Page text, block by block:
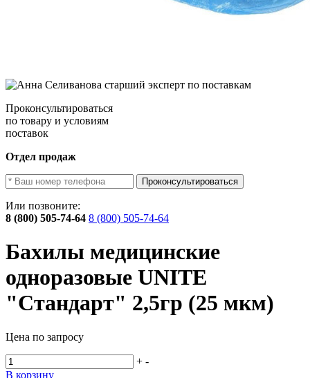
Проконсультироваться
по товару и условиям
поставок
Отдел продаж
Проконсультироваться
Или позвоните:
8 (800) 505-74-64 8 (800) 505-74-64
Бахилы медицинские
одноразовые UNITE
"Стандарт" 2,5гр (25 мкм)
Цена по запросу
+ -
В корзину